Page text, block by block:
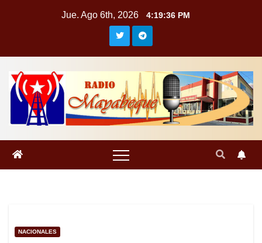
Jue. Ago 6th, 2026 4:19:37 PM
NACIONALES